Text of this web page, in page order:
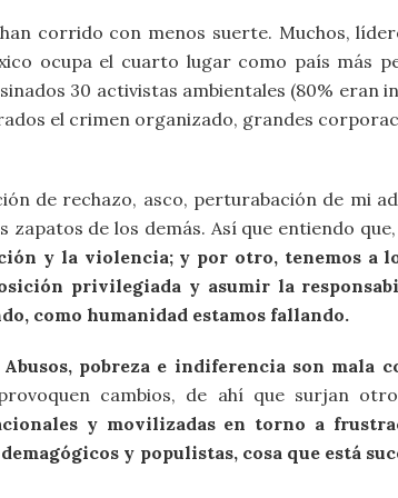
corrido con menos suerte. Muchos,
ocupa el cuarto lugar como país más
30 activistas ambientales (80% eran
el crimen organizado, grandes
de rechazo, asco, perturabación de mi
de los demás. Así que entiendo que,
y la violencia; y por otro, tenemos a
privilegiada y asumir la
como humanidad estamos fallando.
Abusos, pobreza e indiferencia son mala
cambios, de ahí que surjan
y movilizadas en torno a
y populistas, cosa que está